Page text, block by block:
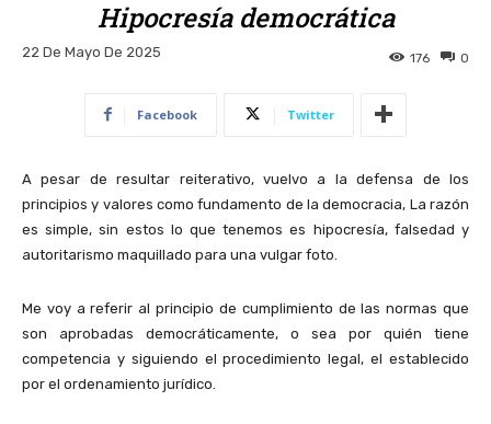
Hipocresía democrática
22 De Mayo De 2025 0
176
Facebook Twitter
A pesar de resultar reiterativo, vuelvo a la defensa de los
principios y valores como fundamento de la democracia, La razón
es simple, sin estos lo que tenemos es hipocresía, falsedad y
autoritarismo maquillado para una vulgar foto.
Me voy a referir al principio de cumplimiento de las normas que
son aprobadas democráticamente, o sea por quién tiene
competencia y siguiendo el procedimiento legal, el establecido
por el ordenamiento jurídico.